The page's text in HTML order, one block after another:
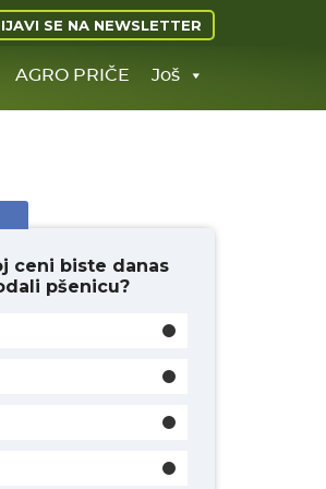
SE NA NEWSLETTER
AGRO PRIČE Još
ceni biste danas
pšenicu?